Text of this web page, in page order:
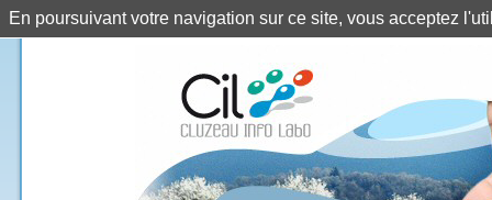
En poursuivant votre navigation sur ce site, vous acceptez